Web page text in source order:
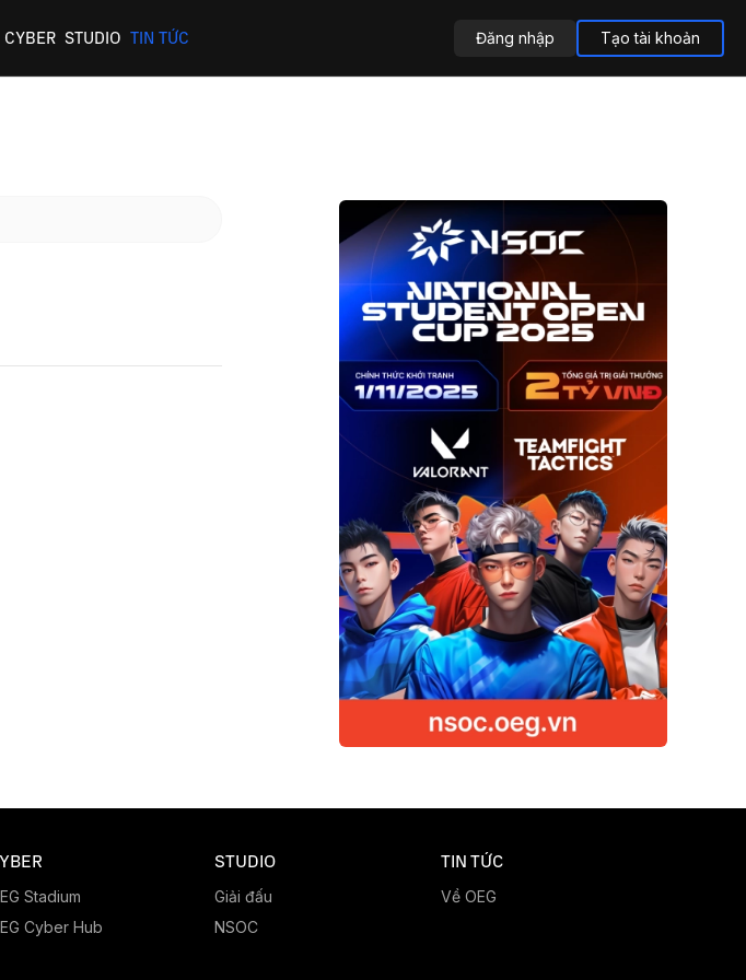
CYBER STUDIO TIN TỨC Đăng nhập Tạo tài khoản
Stadium
Cyber Hub
STUDIO
Giải đấu
NSOC
TIN TỨC
Về OEG